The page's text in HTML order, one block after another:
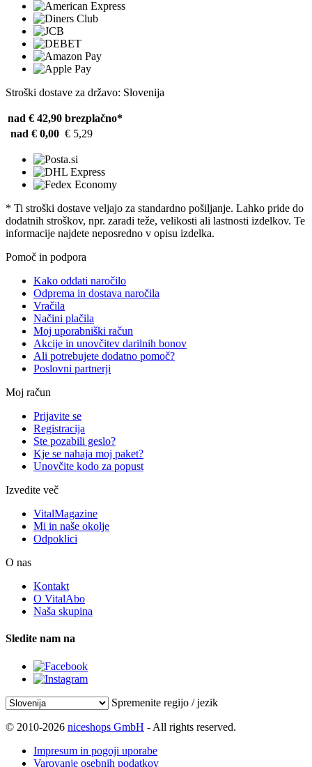
Stroški dostave za državo: Slovenija
nad € 42,90 brezplačno*
nad € 0,00 € 5,29
* Ti stroški dostave veljajo za standardno pošiljanje. Lahko pride do
dodatnih stroškov, npr. zaradi teže, velikosti ali lastnosti izdelkov. Te
informacije najdete neposredno v opisu izdelka.
Pomoč in podpora
Kako oddati naročilo
Odprema in dostava naročila
Vračila
Načini plačila
Moj uporabniški račun
Akcije in unovčitev darilnih bonov
Ali potrebujete dodatno pomoč?
Poslovni partnerji
Moj račun
Prijavite se
Registracija
Ste pozabili geslo?
Kje se nahaja moj paket?
Unovčite kodo za popust
Izvedite več
VitalMagazine
Mi in naše okolje
Odpoklici
O nas
Kontakt
O VitalAbo
Naša skupina
Sledite nam na
Spremenite regijo / jezik
© 2010-2026 niceshops GmbH - All rights reserved.
Impresum in pogoji uporabe
Varovanje osebnih podatkov